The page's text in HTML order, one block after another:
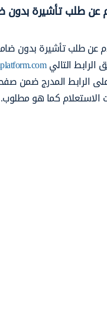
عن طلب تأشيرة بدون
عن طلب تأشيرة بدون
الرابط التالي
الرابط المدرج ضمن
الاستعلام كما هو مطلوب.